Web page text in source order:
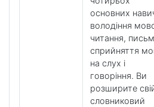
основних
володіння
читання,
сприйняття
на слух і
говоріння. Ви
розширите
словниковий